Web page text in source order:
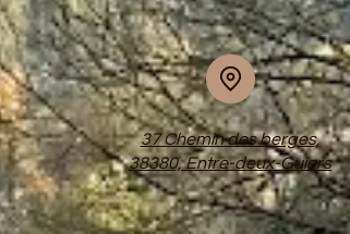
37 Chemin des berges,
38380, Entre-deux-Guiers